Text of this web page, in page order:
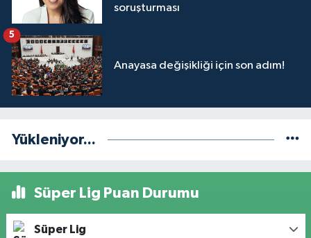
soruşturması
Anayasa değişikliği için son adım!
5
Yükleniyor...
Süper Lig Puan Durumu
Süper Lig